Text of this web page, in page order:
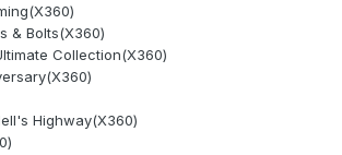
& Bolts(X360)
Collection(X360)
Highway(X360)